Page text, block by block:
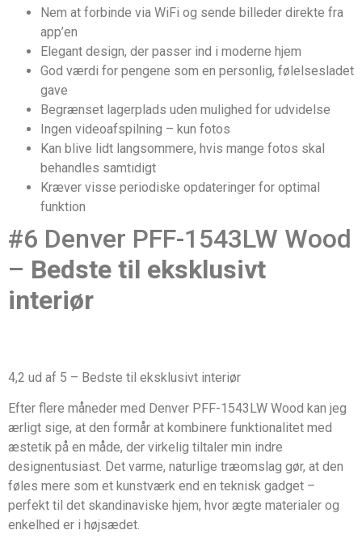
Nem at forbinde via WiFi og sende billeder direkte fra
app’en
Elegant design, der passer ind i moderne hjem
God værdi for pengene som en personlig, følelsesladet
gave
Begrænset lagerplads uden mulighed for udvidelse
Ingen videoafspilning – kun fotos
Kan blive lidt langsommere, hvis mange fotos skal
behandles samtidigt
Kræver visse periodiske opdateringer for optimal
funktion
#6 Denver PFF-1543LW Wood
– Bedste til eksklusivt
interiør
4,2 ud af 5 – Bedste til eksklusivt interiør
Efter flere måneder med Denver PFF-1543LW Wood kan jeg
ærligt sige, at den formår at kombinere funktionalitet med
æstetik på en måde, der virkelig tiltaler min indre
designentusiast. Det varme, naturlige træomslag gør, at den
føles mere som et kunstværk end en teknisk gadget –
perfekt til det skandinaviske hjem, hvor ægte materialer og
enkelhed er i højsædet.